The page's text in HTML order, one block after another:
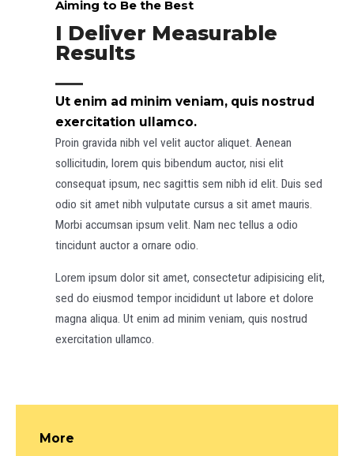
Aiming to Be the Best​
I Deliver Measurable
Results​
Ut enim ad minim veniam, quis nostrud
exercitation ullamco.​
Proin gravida nibh vel velit auctor aliquet. Aenean
sollicitudin, lorem quis bibendum auctor, nisi elit
consequat ipsum, nec sagittis sem nibh id elit. Duis sed
odio sit amet nibh vulputate cursus a sit amet mauris.
Morbi accumsan ipsum velit. Nam nec tellus a odio
tincidunt auctor a ornare odio.
Lorem ipsum dolor sit amet, consectetur adipisicing elit,
sed do eiusmod tempor incididunt ut labore et dolore
magna aliqua. Ut enim ad minim veniam, quis nostrud
exercitation ullamco.
More